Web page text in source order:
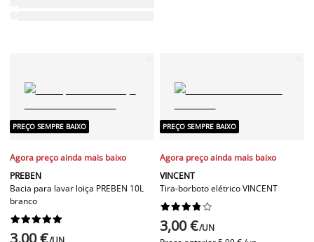
PREÇO SEMPRE BAIXO
Agora preço ainda mais baixo
PREBEN
Bacia para lavar loiça PREBEN 10L
branco






3,00 €
PREÇO SEMPRE BAIXO
Agora preço ainda mais baixo
VINCENT
Tira-borboto elétrico VINCENT






3,00 €/UN